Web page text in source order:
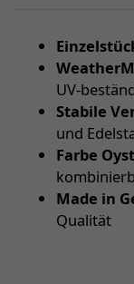
UV-
Stabile
und
Farbe
Made in
Qualität